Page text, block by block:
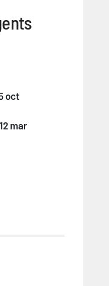
oct
mar